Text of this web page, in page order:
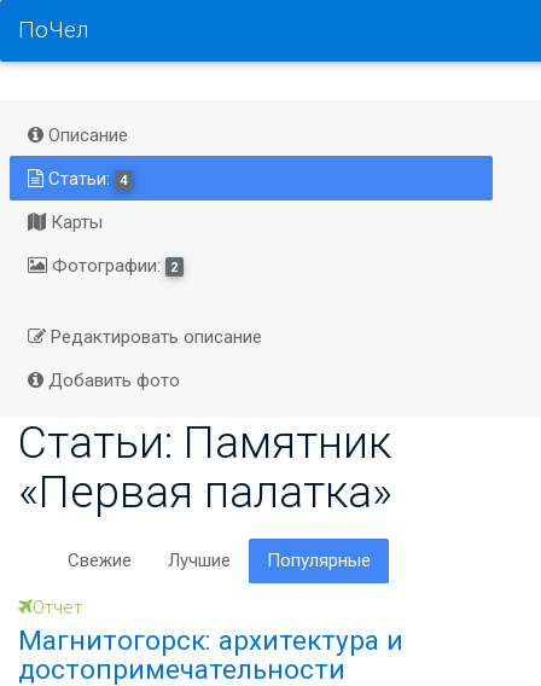
ПоЧел
Описание
Статьи:
4
Карты
Фотографии:
2
Редактировать описание
Добавить фото
Статьи: Памятник
«Первая палатка»
Свежие Лучшие Популярные
Отчет
Магнитогорск: архитектура и
достопримечательности